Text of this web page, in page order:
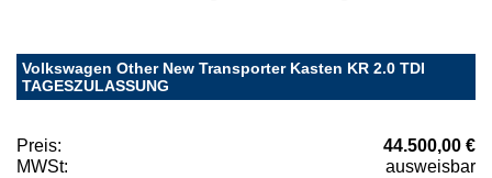
Volkswagen Other New Transporter Kasten KR 2.0 TDI
TAGESZULASSUNG
Preis:
44.500,00 €
MWSt:
ausweisbar